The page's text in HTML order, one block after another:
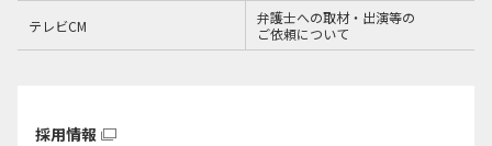
テレビCM
弁護士への取材・出演等の
ご依頼について
採用情報